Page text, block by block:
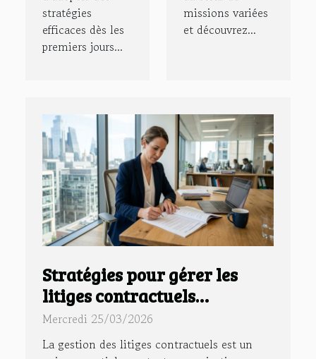
stratégies
efficaces dès les
premiers jours...
missions variées
et découvrez...
Stratégies pour gérer les
litiges contractuels
efficacement
Mercredi 25/03/2026
La gestion des litiges contractuels est un